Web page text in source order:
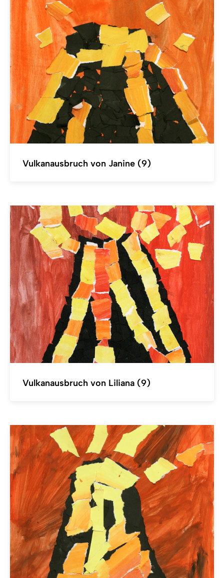
Vulkanausbruch von Janine (9)
Vulkanausbruch von Liliana (9)